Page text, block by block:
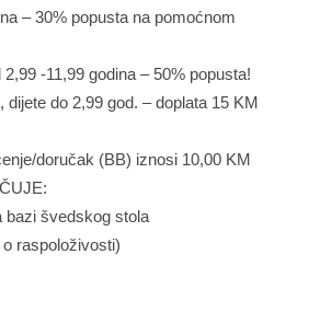
– 30% popusta na pomoćnom
2,99 -11,99 godina – 50% popusta!
dijete do 2,99 god. – doplata 15 KM
doručak (BB) iznosi 10,00 KM
bazi švedskog stola
raspoloživosti)